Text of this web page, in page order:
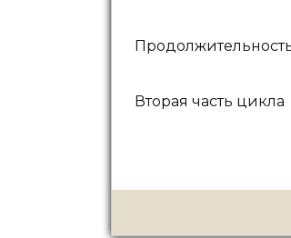
Вторая часть цикла